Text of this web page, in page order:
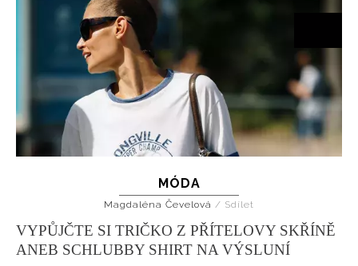
MÓDA
Magdaléna Čevelová / Sdílet
VYPŮJČTE SI TRIČKO Z PŘÍTELOVY SKŘÍNĚ
ANEB SCHLUBBY SHIRT NA VÝSLUNÍ